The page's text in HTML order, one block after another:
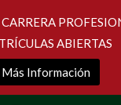
ABIERTAS
Más Información